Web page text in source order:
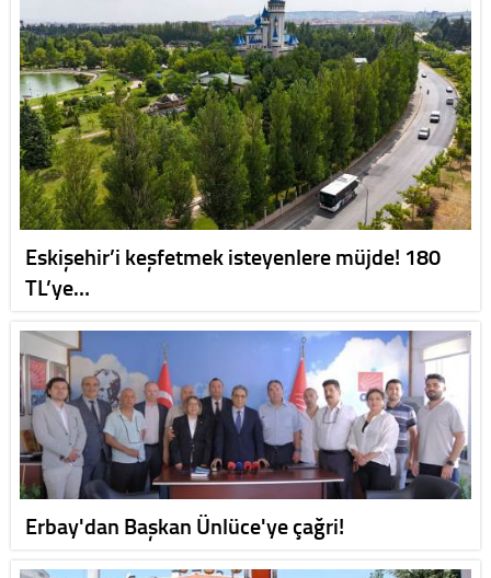
Eskişehir’i keşfetmek isteyenlere müjde! 180
TL’ye…
Erbay'dan Başkan Ünlüce'ye çağri!